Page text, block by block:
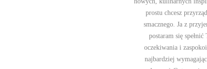
prostu chcesz
smacznego. Ja z
postaram się spełnić
oczekiwania i
najbardziej